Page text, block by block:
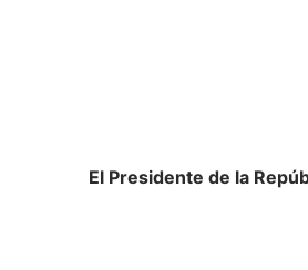
El Presidente de la